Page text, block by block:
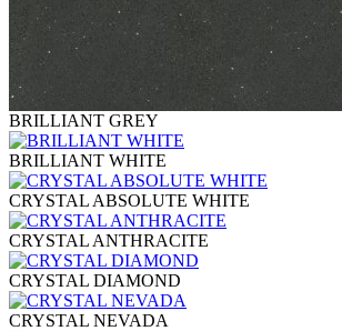
BRILLIANT GREY
BRILLIANT WHITE
CRYSTAL ABSOLUTE WHITE
CRYSTAL ANTHRACITE
CRYSTAL DIAMOND
CRYSTAL NEVADA